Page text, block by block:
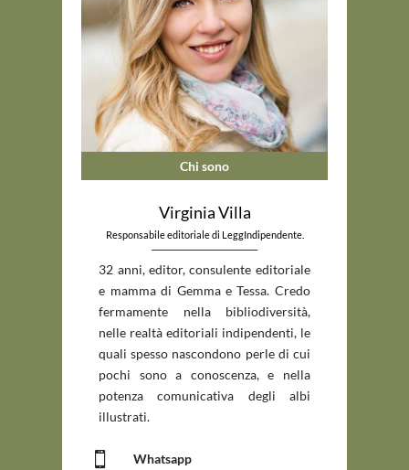
Chi sono
Virginia Villa
Responsabile editoriale di LeggIndipendente.
32 anni, editor, consulente editoriale
e mamma di Gemma e Tessa. Credo
fermamente nella bibliodiversità,
nelle realtà editoriali indipendenti, le
quali spesso nascondono perle di cui
pochi sono a conoscenza, e nella
potenza comunicativa degli albi
illustrati.
 Whatsapp